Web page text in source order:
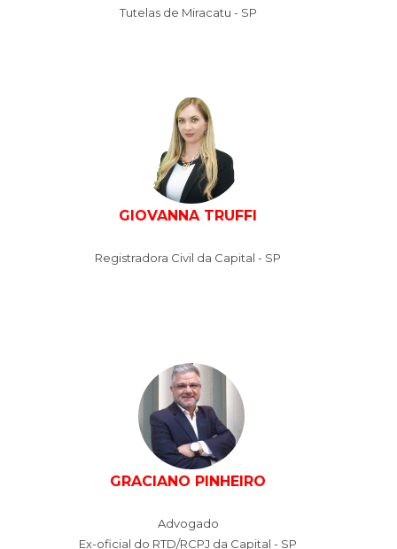
Tutelas de Miracatu - SP
GIOVANNA TRUFFI
Registradora Civil da Capital - SP
GRACIANO PINHEIRO
Advogado
Ex-oficial do RTD/RCPJ da Capital - SP